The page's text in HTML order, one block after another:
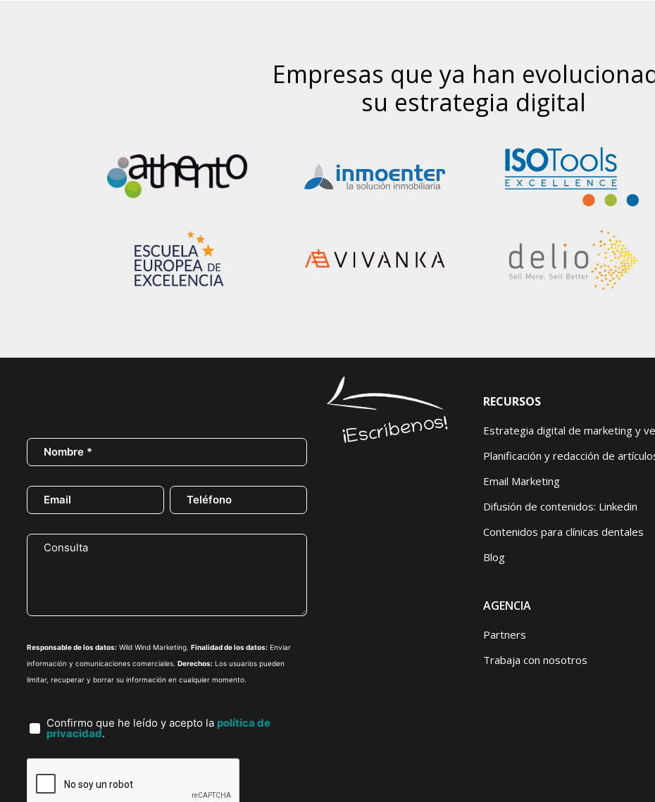
Empresas que ya han
su estrategia digital
Responsable de los datos: Wild Wind Marketing. Finalidad de los datos: Enviar
información y comunicaciones comerciales. Derechos: Los usuarios pueden
limitar, recuperar y borrar su información en cualquier momento.
Confirmo que he leído y acepto la política de
privacidad.
¡Escríbenos!
RECURSOS
Estrategia digital de marketing y
Planificación y redacción de
Email Marketing
Difusión de contenidos: Linkedin
Contenidos para clínicas dentales
Blog
AGENCIA
Partners
Trabaja con nosotros